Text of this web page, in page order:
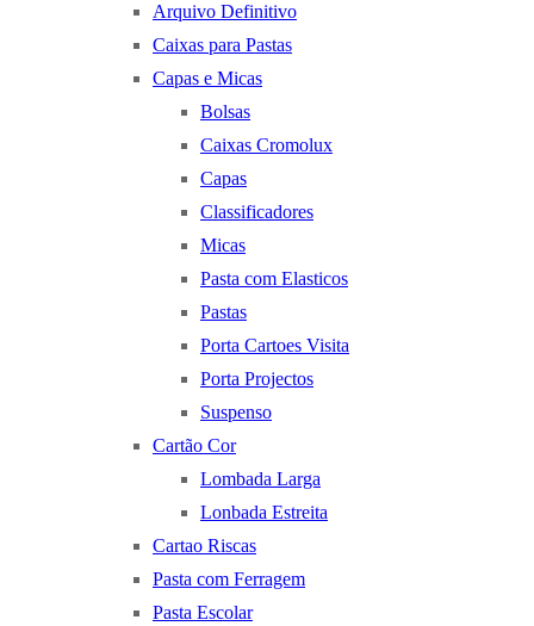
Arquivo Definitivo
Caixas para Pastas
Capas e Micas
Bolsas
Caixas Cromolux
Capas
Classificadores
Micas
Pasta com Elasticos
Pastas
Porta Cartoes Visita
Porta Projectos
Suspenso
Cartão Cor
Lombada Larga
Lonbada Estreita
Cartao Riscas
Pasta com Ferragem
Pasta Escolar